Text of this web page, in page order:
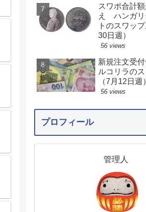
スワポ合計
え ハンガリ
トのスワッ
30日週）
56 views
新規注文受
ルコリラの
（7月12日週）
56 views
プロフィール
管理人